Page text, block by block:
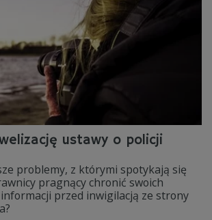
ustawy o policji
problemy, z którymi spotykają się
pragnący chronić swoich
przed inwigilacją ze strony